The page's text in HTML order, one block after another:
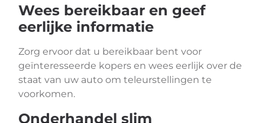
Wees bereikbaar en geef
eerlijke informatie
Zorg ervoor dat u bereikbaar bent voor
geïnteresseerde kopers en wees eerlijk over de
staat van uw auto om teleurstellingen te
voorkomen.
Onderhandel slim